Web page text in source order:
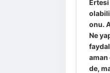
onu.
Ne
aman
de,